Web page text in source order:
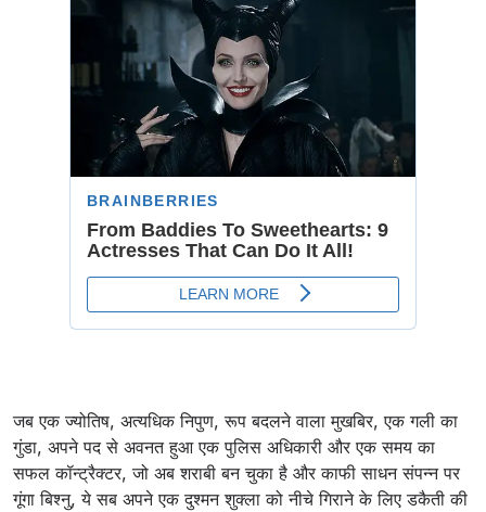
जब एक ज्योतिष, अत्यधिक निपुण, रूप बदलने वाला मुखबिर, एक गली का
गुंडा, अपने पद से अवनत हुआ एक पुलिस अधिकारी और एक समय का
सफल कॉन्ट्रैक्टर, जो अब शराबी बन चुका है और काफी साधन संपन्न पर
गूंगा बिश्नु, ये सब अपने एक दुश्मन शुक्ला को नीचे गिराने के लिए डकैती की